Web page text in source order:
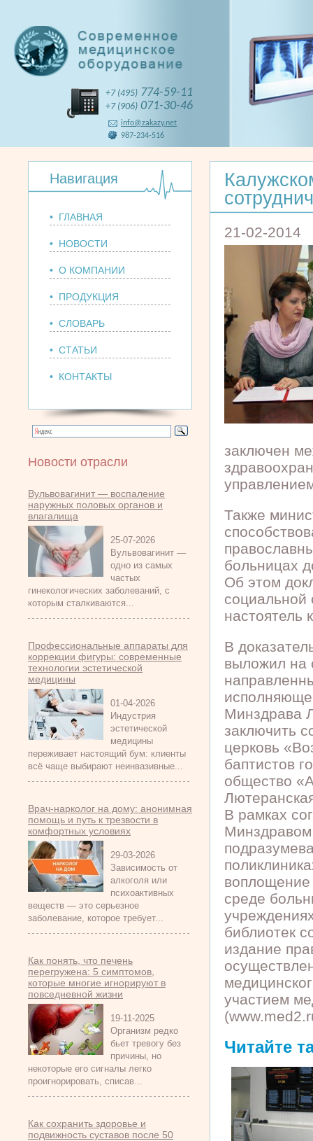
+7 (495) 774-59-11
+7 (906) 071-30-46
info@zakazy.net
987-234-516
Навигация
• ГЛАВНАЯ
• НОВОСТИ
• О КОМПАНИИ
• ПРОДУКЦИЯ
• СЛОВАРЬ
• СТАТЬИ
• КОНТАКТЫ
Новости отрасли
Вульвовагинит — воспаление
наружных половых органов и
влагалища
25-07-2026
Вульвовагинит —
одно из самых
частых
гинекологических заболеваний, с
которым сталкиваются...
Профессиональные аппараты для
коррекции фигуры: современные
технологии эстетической
медицины
01-04-2026
Индустрия
эстетической
медицины
переживает настоящий бум: клиенты
всё чаще выбирают неинвазивные...
Врач-нарколог на дому: анонимная
помощь и путь к трезвости в
комфортных условиях
29-03-2026
Зависимость от
алкоголя или
психоактивных
веществ — это серьезное
заболевание, которое требует...
Как понять, что печень
перегружена: 5 симптомов,
которые многие игнорируют в
повседневной жизни
19-11-2025
Организм редко
бьет тревогу без
причины, но
некоторые его сигналы легко
проигнорировать, списав...
Как сохранить здоровье и
подвижность суставов после 50
21-02-2014
заключен
Также
больницах
Об этом
настоятель
В
выложил на
Минздрава
заключить
церковь
баптистов
общество
В рамках
воплощение
среде
библиотек
издание
участием
Читайте